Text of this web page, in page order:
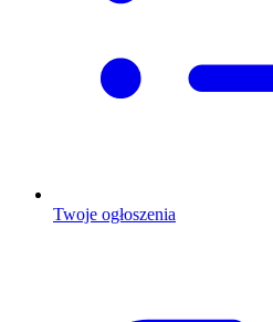
Twoje ogłoszenia